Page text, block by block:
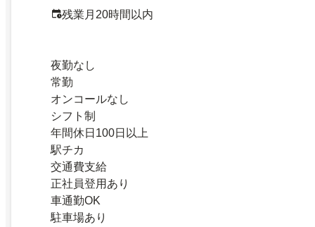
残業月20時間以内
夜勤なし
常勤
オンコールなし
シフト制
年間休日100日以上
駅チカ
交通費支給
正社員登用あり
車通勤OK
駐車場あり